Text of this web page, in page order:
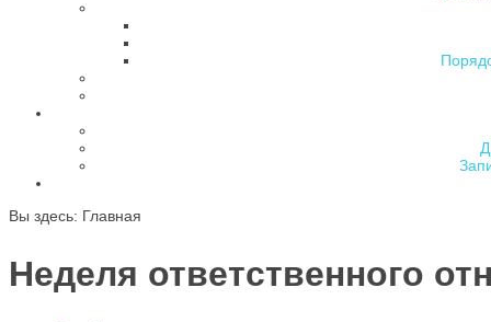
Вы здесь: Главная
Неделя ответственного